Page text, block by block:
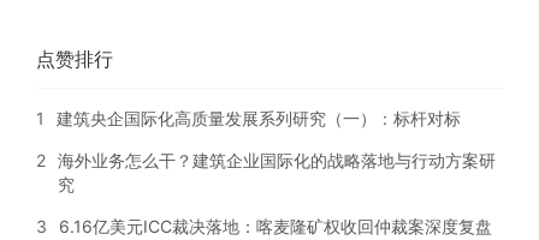
点赞排行
1 建筑央企国际化高质量发展系列研究（一）：标杆对标
2 海外业务怎么干？建筑企业国际化的战略落地与行动方案研
究
3 6.16亿美元ICC裁决落地：喀麦隆矿权收回仲裁案深度复盘